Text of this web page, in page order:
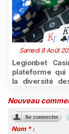
Samedi 8 Août
Legionbet
plateforme qui
la diversité
attractives
Nouveau
Nom * :